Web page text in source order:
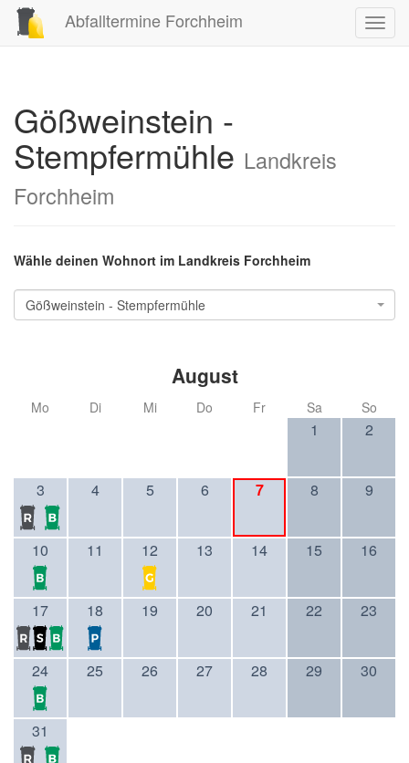
Abfalltermine Forchheim
Gößweinstein -
Stempfermühle Landkreis
Forchheim
Wähle deinen Wohnort im Landkreis Forchheim
Gößweinstein - Stempfermühle
August
Mo Di Mi Do Fr Sa So
1 2
3 4 5 6 7 8 9
10 11 12 13 14 15 16
17 18 19 20 21 22 23
24 25 26 27 28 29 30
31